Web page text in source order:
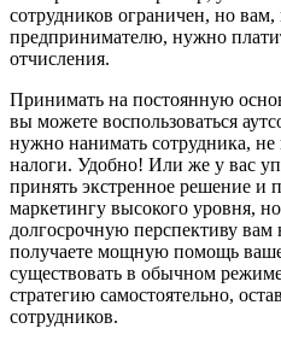
сотрудников ограничен, но
предпринимателю, нужно
отчисления.
Принимать на постоянную
вы можете воспользоваться
нужно нанимать сотрудника, не
налоги. Удобно! Или же у вас
принять экстренное решение и
маркетингу высокого уровня,
долгосрочную перспективу
получаете мощную помощь
существовать в обычном
стратегию самостоятельно,
сотрудников.